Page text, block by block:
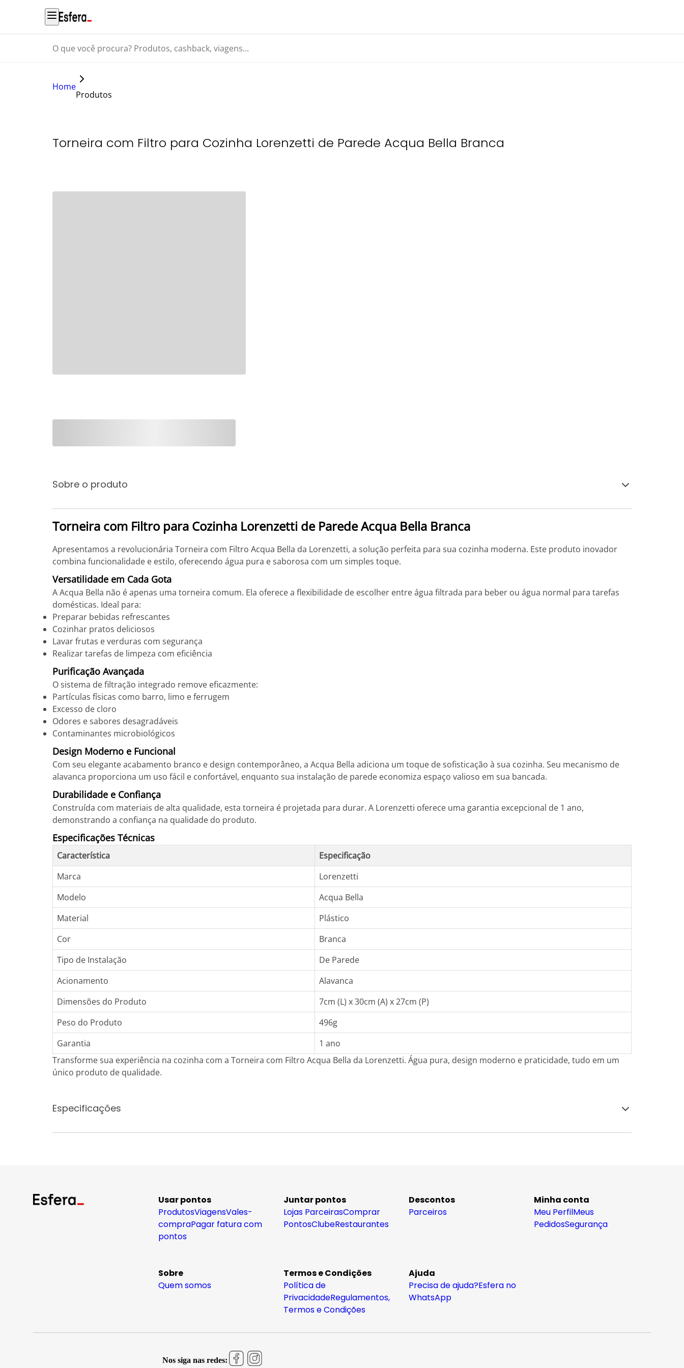
O que você procura? Produtos, cashback, viagens...
Home
Produtos
Torneira com Filtro para Cozinha Lorenzetti de Parede Acqua Bella Branca
Sobre o produto
Torneira com Filtro para Cozinha Lorenzetti de Parede Acqua Bella Branca
Apresentamos a revolucionária Torneira com Filtro Acqua Bella da Lorenzetti, a solução perfeita para sua cozinha moderna. Este produto inovador
combina funcionalidade e estilo, oferecendo água pura e saborosa com um simples toque.
Versatilidade em Cada Gota
A Acqua Bella não é apenas uma torneira comum. Ela oferece a flexibilidade de escolher entre água filtrada para beber ou água normal para tarefas
domésticas. Ideal para:
Preparar bebidas refrescantes
Cozinhar pratos deliciosos
Lavar frutas e verduras com segurança
Realizar tarefas de limpeza com eficiência
Purificação Avançada
O sistema de filtração integrado remove eficazmente:
Partículas físicas como barro, limo e ferrugem
Excesso de cloro
Odores e sabores desagradáveis
Contaminantes microbiológicos
Design Moderno e Funcional
Com seu elegante acabamento branco e design contemporâneo, a Acqua Bella adiciona um toque de sofisticação à sua cozinha. Seu mecanismo de
alavanca proporciona um uso fácil e confortável, enquanto sua instalação de parede economiza espaço valioso em sua bancada.
Durabilidade e Confiança
Construída com materiais de alta qualidade, esta torneira é projetada para durar. A Lorenzetti oferece uma garantia excepcional de 1 ano,
demonstrando a confiança na qualidade do produto.
Especificações Técnicas
Característica
Especificação
Marca
Lorenzetti
Modelo
Acqua Bella
Material
Plástico
Cor
Branca
Tipo de Instalação
De Parede
Acionamento
Alavanca
Dimensões do Produto
7cm (L) x 30cm (A) x 27cm (P)
Peso do Produto
496g
Garantia
1 ano
Transforme sua experiência na cozinha com a Torneira com Filtro Acqua Bella da Lorenzetti. Água pura, design moderno e praticidade, tudo em um
único produto de qualidade.
Especificações
Usar pontos
ProdutosViagensVales-
compraPagar fatura com
pontos
Juntar pontos
Lojas ParceirasComprar
PontosClubeRestaurantes
Descontos
Parceiros
Minha conta
Meu PerfilMeus
PedidosSegurança
Sobre
Quem somos
Termos e Condições
Política de
PrivacidadeRegulamentos,
Termos e Condições
Ajuda
Precisa de ajuda?Esfera no
WhatsApp
Nos siga nas redes: